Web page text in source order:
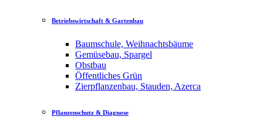
Betriebswirtschaft & Gartenbau
Baumschule, Weihnachtsbäume
Gemüsebau, Spargel
Obstbau
Öffentliches Grün
Zierpflanzenbau, Stauden, Azerca
Pflanzenschutz & Diagnose